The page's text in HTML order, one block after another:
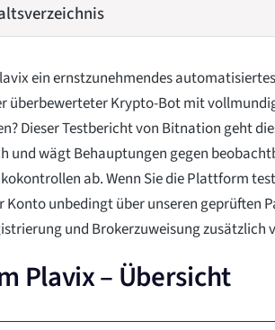
ein ernstzunehmendes
überbewerteter Krypto-Bot mit
Dieser Testbericht von Bitnation geht
und wägt Behauptungen gegen
ab. Wenn Sie die Plattform
Konto unbedingt über unseren geprüften
und Brokerzuweisung zusätzlich
Plavix – Übersicht